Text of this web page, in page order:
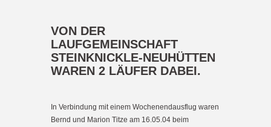
VON DER
LAUFGEMEINSCHAFT
STEINKNICKLE-NEUHÜTTEN
WAREN 2 LÄUFER DABEI.
In Verbindung mit einem Wochenendausflug waren
Bernd und Marion Titze am 16.05.04 beim